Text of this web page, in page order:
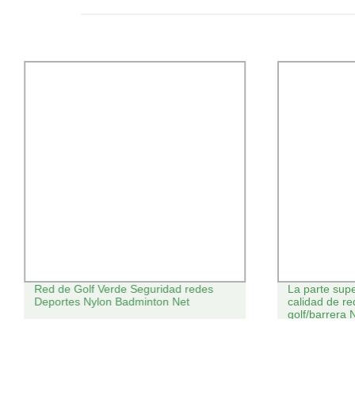
Red de Golf Verde Seguridad redes
Deportes Nylon Badminton Net
La parte
calidad de
golf/barrera